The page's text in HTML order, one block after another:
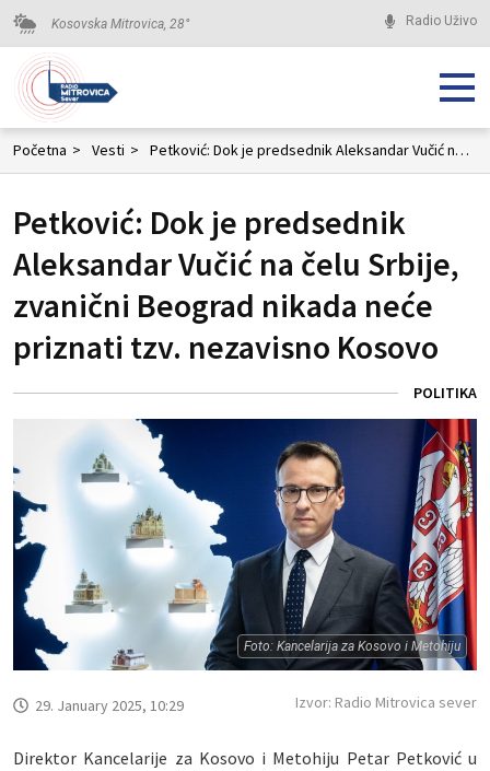
Kosovska Mitrovica, 28° Radio Uživo
Početna > Vesti > Petković: Dok je predsednik Aleksandar Vučić na čelu Srbije, zvanični Beograd nikada neće priznati tzv. nezavisno Kosovo
Petković: Dok je predsednik
Aleksandar Vučić na čelu Srbije,
zvanični Beograd nikada neće
priznati tzv. nezavisno Kosovo
POLITIKA
Foto: Kancelarija za Kosovo i Metohiju
29. January 2025, 10:29 Izvor: Radio Mitrovica sever
Direktor Kancelarije za Kosovo i Metohiju Petar Petković u